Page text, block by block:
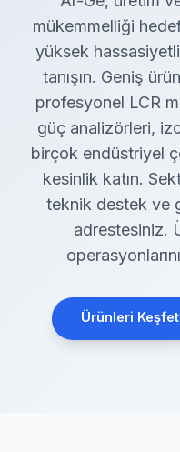
mükemmelliği
yüksek
tanışın. Geniş
profesyonel LCR
güç analizörleri,
birçok endüstriyel
kesinlik katın.
teknik destek ve
adrestesiniz.
Ürünleri Keşfet